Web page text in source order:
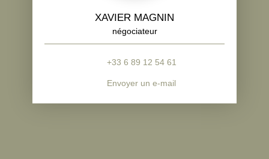
XAVIER MAGNIN
négociateur
+33 6 89 12 54 61
Envoyer un e-mail